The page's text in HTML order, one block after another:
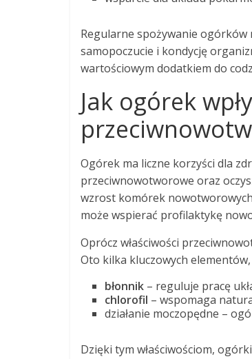
Regularne spożywanie ogórków
samopoczucie i kondycję
wartościowym dodatkiem do
Jak ogórek
Ogórek ma liczne korzyści dla
przeciwnowotworowe oraz
wzrost komórek
może wspierać profilaktykę
Oprócz właściwości
Oto kilka kluczowych
błonnik – reguluje pracę
chlorofil – wspomaga
działanie moczopędne –
Dzięki tym właściwościom,